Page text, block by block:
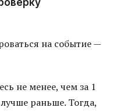
на событие —
не менее, чем за 1
раньше. Тогда,